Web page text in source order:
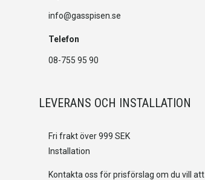
info@gasspisen.se
Telefon
08-755 95 90
LEVERANS OCH INSTALLATION
Fri frakt över 999 SEK
Installation
Kontakta oss för prisförslag om du vill att